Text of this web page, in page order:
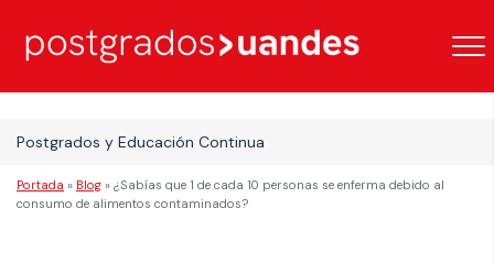
Postgrados y Educación Continua
Portada » Blog » ¿Sabías que 1 de cada 10 personas se enferma debido al
consumo de alimentos contaminados?